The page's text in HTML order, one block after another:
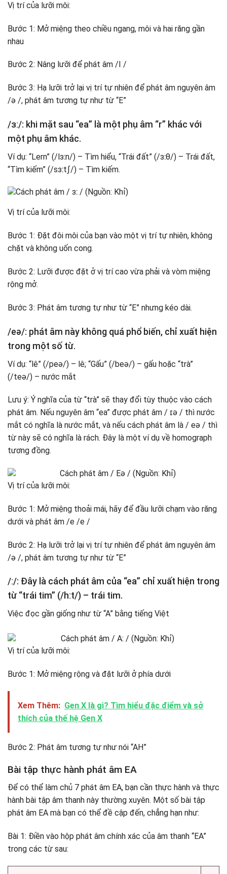
Vị trí của lưỡi môi:
Bước 1: Mở miệng theo chiều ngang, môi và hai răng gần
nhau
Bước 2: Nâng lưỡi để phát âm /I /
Bước 3: Hạ lưỡi trở lại vị trí tự nhiên để phát âm nguyên âm
/ə /, phát âm tương tự như từ “E”
/ɜː/: khi mặt sau “ea” là một phụ âm “r” khác với
một phụ âm khác.
Ví dụ: “Lern” (/lɜːn/) – Tìm hiểu, “Trái đất” (/ɜːθ/) – Trái đất,
“Tìm kiếm” (/sɜːtʃ/) – Tìm kiếm.
Vị trí của lưỡi môi:
Bước 1: Đặt đôi môi của bạn vào một vị trí tự nhiên, không
chặt và không uốn cong.
Bước 2: Lưỡi được đặt ở vị trí cao vừa phải và vòm miệng
rộng mở.
Bước 3: Phát âm tương tự như từ “E” nhưng kéo dài.
/eə/: phát âm này không quá phổ biến, chỉ xuất hiện
trong một số từ.
Ví dụ: “lê” (/peə/) – lê; “Gấu” (/beə/) – gấu hoặc “trà”
(/teə/) – nước mắt
Lưu ý: Ý nghĩa của từ “trà” sẽ thay đổi tùy thuộc vào cách
phát âm. Nếu nguyên âm “ea” được phát âm / ɪə / thì nước
mắt có nghĩa là nước mắt, và nếu cách phát âm là / eə / thì
từ này sẽ có nghĩa là rách. Đây là một ví dụ về homograph
tương đồng.
Vị trí của lưỡi môi:
Bước 1: Mở miệng thoải mái, hãy để đầu lưỡi chạm vào răng
dưới và phát âm /e /e /
Bước 2: Hạ lưỡi trở lại vị trí tự nhiên để phát âm nguyên âm
/ə /, phát âm tương tự như từ “E”
/ː/: Đây là cách phát âm của “ea” chỉ xuất hiện trong
từ “trái tim” (/hːt/) – trái tim.
Việc đọc gần giống như từ “A” bằng tiếng Việt
Vị trí của lưỡi môi:
Bước 1: Mở miệng rộng và đặt lưỡi ở phía dưới
Xem Thêm: Gen X là gì? Tìm hiểu đặc điểm và sở
thích của thế hệ Gen X
Bước 2: Phát âm tương tự như nói “AH”
Bài tập thực hành phát âm EA
Để có thể làm chủ 7 phát âm EA, bạn cần thực hành và thực
hành bài tập âm thanh này thường xuyên. Một số bài tập
phát âm EA mà bạn có thể đề cập đến, chẳng hạn như:
Bài 1: Điền vào hộp phát âm chính xác của âm thanh “EA”
trong các từ sau: